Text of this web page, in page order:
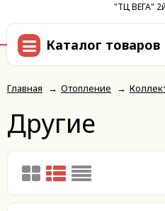
"ТЦ ВЕГА"
Каталог товаров
Главная → Отопление →
Другие